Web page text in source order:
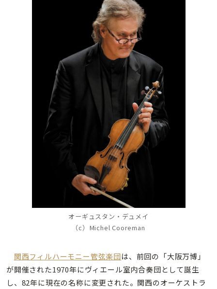
オーギュスタン・デュメイ
（c）Michel Cooreman
関西フィルハーモニー管弦楽団は、前回の「大阪万博」
が開催された1970年にヴィエール室内合奏団として誕生
し、82年に現在の名称に変更された。関西のオーケストラ